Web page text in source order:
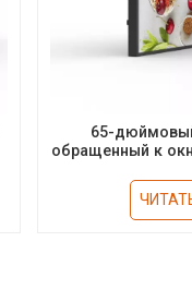
65-
обращенный к